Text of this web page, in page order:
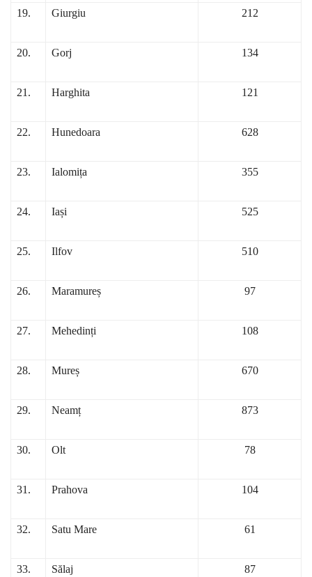
19. Giurgiu 212
20. Gorj 134
21. Harghita 121
22. Hunedoara 628
23. Ialomița 355
24. Iași 525
25. Ilfov 510
26. Maramureș 97
27. Mehedinți 108
28. Mureș 670
29. Neamț 873
30. Olt 78
31. Prahova 104
32. Satu Mare 61
33. Sălaj 87